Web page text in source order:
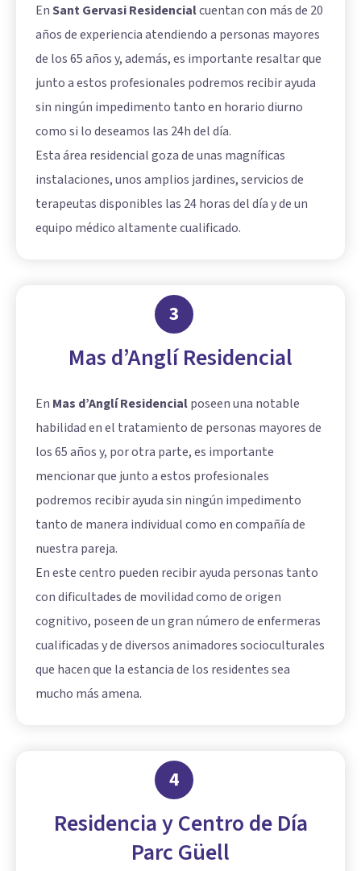
EnSant Gervasi Residencialcuentan con más de 20
años de experiencia atendiendo a personas mayores
de los 65 años y, además, es importante resaltar que
junto a estos profesionales podremos recibir ayuda
sin ningún impedimento tanto en horario diurno
como si lo deseamos las 24h del día.
Esta área residencial goza de unas magníficas
instalaciones, unos amplios jardines, servicios de
terapeutas disponibles las 24 horas del día y de un
equipo médico altamente cualificado.
3
Mas d’Anglí Residencial
En Mas d’Anglí Residencialposeen una notable
habilidad en el tratamiento de personas mayores de
los 65 años y, por otra parte, es importante
mencionar que junto a estos profesionales
podremos recibir ayuda sin ningún impedimento
tanto de manera individual como en compañía de
nuestra pareja.
En este centro pueden recibir ayuda personas tanto
con dificultades de movilidad como de origen
cognitivo, poseen de un gran número de enfermeras
cualificadas y de diversos animadores socioculturales
que hacen que la estancia de los residentes sea
mucho más amena.
4
Residencia y Centro de Día
Parc Güell